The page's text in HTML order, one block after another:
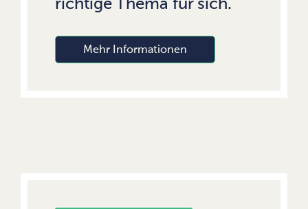
richtige Thema für sich.
Mehr Informationen